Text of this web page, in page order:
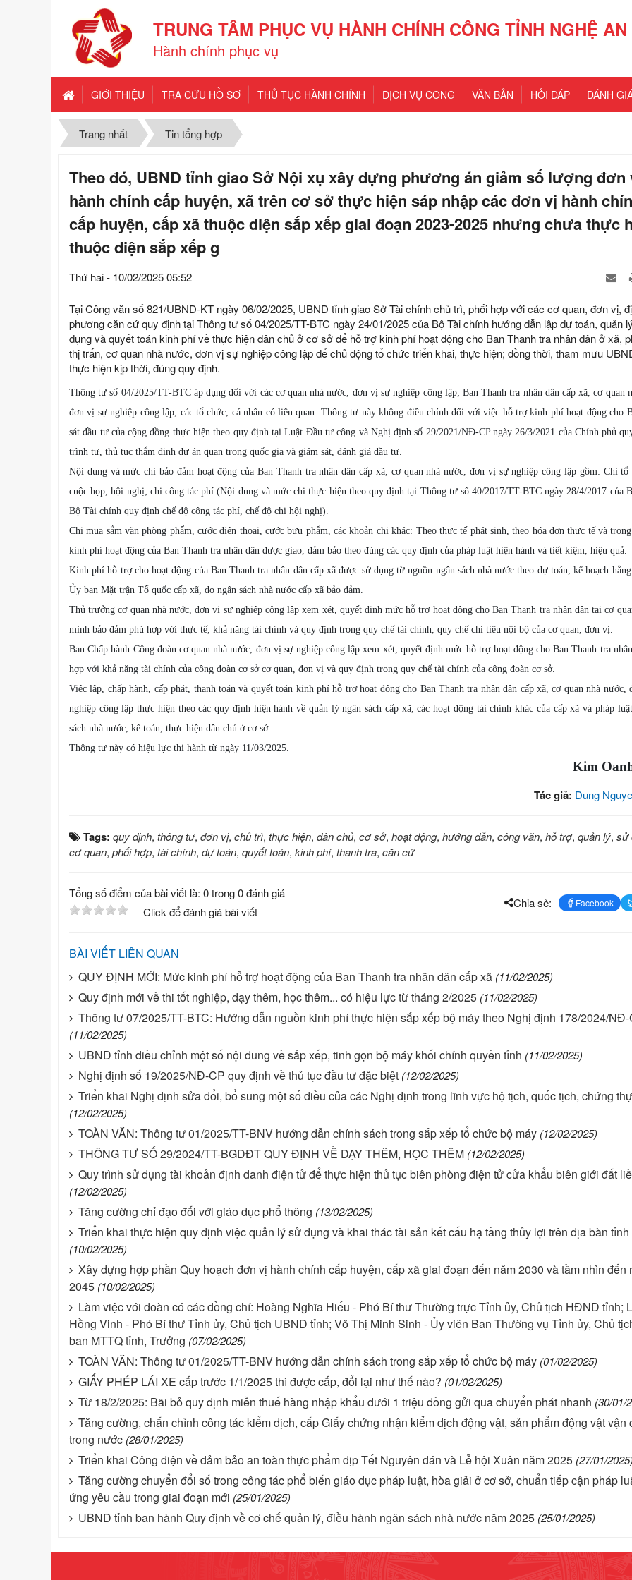
TRUNG TÂM PHỤC VỤ HÀNH CHÍNH CÔNG TỈNH NGHỆ AN
Hành chính phục vụ
GIỚI THIỆU TRA CỨU HỒ SƠ THỦ TỤC HÀNH CHÍNH DỊCH VỤ CÔNG VĂN BẢN HỎI ĐÁP ĐÁNH
Trang nhất Tin tổng hợp
Theo đó, UBND tỉnh giao Sở Nội xụ xây dựng phương án giảm số lượng đơn
hành chính cấp huyện, xã trên cơ sở thực hiện sáp nhập các đơn vị hành
cấp huyện, cấp xã thuộc diện sắp xếp giai đoạn 2023-2025 nhưng chưa thực
thuộc diện sắp xếp g
Thứ hai - 10/02/2025 05:52
Tại Công văn số 821/UBND-KT ngày 06/02/2025, UBND tỉnh giao Sở Tài chính chủ trì, phối hợp với các cơ quan, đơn vị,
phương căn cứ quy định tại Thông tư số 04/2025/TT-BTC ngày 24/01/2025 của Bộ Tài chính hướng dẫn lập dự toán, quản
dụng và quyết toán kinh phí về thực hiện dân chủ ở cơ sở để hỗ trợ kinh phí hoạt động cho Ban Thanh tra nhân dân ở xã,
thị trấn, cơ quan nhà nước, đơn vị sự nghiệp công lập để chủ động tổ chức triển khai, thực hiện; đồng thời, tham mưu
thực hiện kịp thời, đúng quy định.
Thông tư số 04/2025/TT-BTC áp dụng đối với các cơ quan nhà nước, đơn vị sự nghiệp công lập; Ban Thanh tra nhân dân cấp xã, cơ quan
đơn vị sự nghiệp công lập; các tổ chức, cá nhân có liên quan. Thông tư này không điều chỉnh đối với việc hỗ trợ kinh phí hoạt động cho
sát đầu tư của cộng đồng thực hiện theo quy định tại Luật Đầu tư công và Nghị định số 29/2021/NĐ-CP ngày 26/3/2021 của Chính phủ
trình tự, thủ tục thẩm định dự án quan trọng quốc gia và giám sát, đánh giá đầu tư.
Nội dung và mức chi bảo đảm hoạt động của Ban Thanh tra nhân dân cấp xã, cơ quan nhà nước, đơn vị sự nghiệp công lập gồm: Chi tổ
cuộc họp, hội nghị; chi công tác phí (Nội dung và mức chi thực hiện theo quy định tại Thông tư số 40/2017/TT-BTC ngày 28/4/2017 của
Bộ Tài chính quy định chế độ công tác phí, chế độ chi hội nghị).
Chi mua sắm văn phòng phẩm, cước điện thoại, cước bưu phẩm, các khoản chi khác: Theo thực tế phát sinh, theo hóa đơn thực tế và
kinh phí hoạt động của Ban Thanh tra nhân dân được giao, đảm bảo theo đúng các quy định của pháp luật hiện hành và tiết kiệm, hiệu quả.
Kinh phí hỗ trợ cho hoạt động của Ban Thanh tra nhân dân cấp xã được sử dụng từ nguồn ngân sách nhà nước theo dự toán, kế hoạch
Ủy ban Mặt trận Tổ quốc cấp xã, do ngân sách nhà nước cấp xã bảo đảm.
Thủ trưởng cơ quan nhà nước, đơn vị sự nghiệp công lập xem xét, quyết định mức hỗ trợ hoạt động cho Ban Thanh tra nhân dân tại cơ
mình bảo đảm phù hợp với thực tế, khả năng tài chính và quy định trong quy chế tài chính, quy chế chi tiêu nội bộ của cơ quan, đơn vị.
Ban Chấp hành Công đoàn cơ quan nhà nước, đơn vị sự nghiệp công lập xem xét, quyết định mức hỗ trợ hoạt động cho Ban Thanh tra
hợp với khả năng tài chính của công đoàn cơ sở cơ quan, đơn vị và quy định trong quy chế tài chính của công đoàn cơ sở.
Việc lập, chấp hành, cấp phát, thanh toán và quyết toán kinh phí hỗ trợ hoạt động cho Ban Thanh tra nhân dân cấp xã, cơ quan nhà nước,
nghiệp công lập thực hiện theo các quy định hiện hành về quản lý ngân sách cấp xã, các hoạt động tài chính khác của cấp xã và pháp
sách nhà nước, kế toán, thực hiện dân chủ ở cơ sở.
Thông tư này có hiệu lực thi hành từ ngày 11/03/2025.
Kim
Tác giả: Dung
Tags: quy định, thông tư, đơn vị, chủ trì, thực hiện, dân chủ, cơ sở, hoạt động, hướng dẫn, công văn, hỗ trợ, quản lý, sử
cơ quan, phối hợp, tài chính, dự toán, quyết toán, kinh phí, thanh tra, căn cứ
Tổng số điểm của bài viết là: 0 trong 0 đánh giá
Click để đánh giá bài viết
Chia sẻ: Facebook
BÀI VIẾT LIÊN QUAN
QUY ĐỊNH MỚI: Mức kinh phí hỗ trợ hoạt động của Ban Thanh tra nhân dân cấp xã (11/02/2025)
Quy định mới về thi tốt nghiệp, dạy thêm, học thêm... có hiệu lực từ tháng 2/2025 (11/02/2025)
Thông tư 07/2025/TT-BTC: Hướng dẫn nguồn kinh phí thực hiện sắp xếp bộ máy theo Nghị định 178/2024/NĐ-
(11/02/2025)
UBND tỉnh điều chỉnh một số nội dung về sắp xếp, tinh gọn bộ máy khối chính quyền tỉnh (11/02/2025)
Nghị định số 19/2025/NĐ-CP quy định về thủ tục đầu tư đặc biệt (12/02/2025)
Triển khai Nghị định sửa đổi, bổ sung một số điều của các Nghị định trong lĩnh vực hộ tịch, quốc tịch, chứng
(12/02/2025)
TOÀN VĂN: Thông tư 01/2025/TT-BNV hướng dẫn chính sách trong sắp xếp tổ chức bộ máy (12/02/2025)
THÔNG TƯ SỐ 29/2024/TT-BGDĐT QUY ĐỊNH VỀ DẠY THÊM, HỌC THÊM (12/02/2025)
Quy trình sử dụng tài khoản định danh điện tử để thực hiện thủ tục biên phòng điện tử cửa khẩu biên giới đất
(12/02/2025)
Tăng cường chỉ đạo đối với giáo dục phổ thông (13/02/2025)
Triển khai thực hiện quy định việc quản lý sử dụng và khai thác tài sản kết cấu hạ tầng thủy lợi trên địa bàn tỉnh
(10/02/2025)
Xây dựng hợp phần Quy hoạch đơn vị hành chính cấp huyện, cấp xã giai đoạn đến năm 2030 và tầm nhìn đến
2045 (10/02/2025)
Làm việc với đoàn có các đồng chí: Hoàng Nghĩa Hiếu - Phó Bí thư Thường trực Tỉnh ủy, Chủ tịch HĐND tỉnh;
Hồng Vinh - Phó Bí thư Tỉnh ủy, Chủ tịch UBND tỉnh; Võ Thị Minh Sinh - Ủy viên Ban Thường vụ Tỉnh ủy, Chủ
ban MTTQ tỉnh, Trưởng (07/02/2025)
TOÀN VĂN: Thông tư 01/2025/TT-BNV hướng dẫn chính sách trong sắp xếp tổ chức bộ máy (01/02/2025)
GIẤY PHÉP LÁI XE cấp trước 1/1/2025 thì được cấp, đổi lại như thế nào? (01/02/2025)
Từ 18/2/2025: Bãi bỏ quy định miễn thuế hàng nhập khẩu dưới 1 triệu đồng gửi qua chuyển phát nhanh (30/01/
Tăng cường, chấn chỉnh công tác kiểm dịch, cấp Giấy chứng nhận kiểm dịch động vật, sản phẩm động vật vận
trong nước (28/01/2025)
Triển khai Công điện về đảm bảo an toàn thực phẩm dịp Tết Nguyên đán và Lễ hội Xuân năm 2025 (27/01/2025)
Tăng cường chuyển đổi số trong công tác phổ biến giáo dục pháp luật, hòa giải ở cơ sở, chuẩn tiếp cận pháp
ứng yêu cầu trong giai đoạn mới (25/01/2025)
UBND tỉnh ban hành Quy định về cơ chế quản lý, điều hành ngân sách nhà nước năm 2025 (25/01/2025)